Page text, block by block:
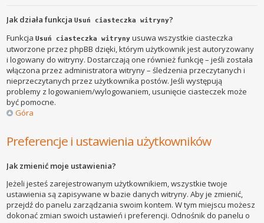
Jak działa funkcjaUsuń ciasteczka witryny?
FunkcjaUsuń ciasteczka witryny usuwa wszystkie ciasteczka
utworzone przez phpBB dzięki, którym użytkownik jest autoryzowany
i logowany do witryny. Dostarczają one również funkcję – jeśli została
włączona przez administratora witryny – śledzenia przeczytanych i
nieprzeczytanych przez użytkownika postów. Jeśli występują
problemy z logowaniem/wylogowaniem, usunięcie ciasteczek może
być pomocne.
Góra
Preferencje i ustawienia użytkowników
Jak zmienić moje ustawienia?
Jeżeli jesteś zarejestrowanym użytkownikiem, wszystkie twoje
ustawienia są zapisywane w bazie danych witryny. Aby je zmienić,
przejdź do panelu zarządzania swoim kontem. W tym miejscu możesz
dokonać zmian swoich ustawień i preferencji. Odnośnik do panelu o